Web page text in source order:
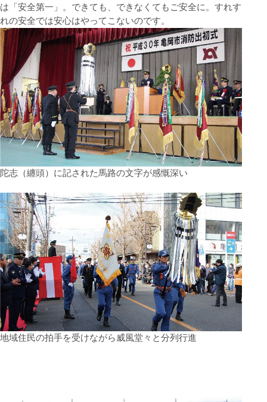
は「安全第一」。できても、できなくてもご安全に。すれす
れの安全では安心はやってこないのです。
陀志（纏頭）に記された馬路の文字が感慨深い
地域住民の拍手を受けながら威風堂々と分列行進